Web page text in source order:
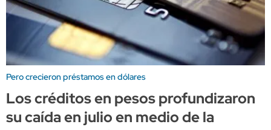
Pero crecieron préstamos en dólares
Los créditos en pesos profundizaron
su caída en julio en medio de la